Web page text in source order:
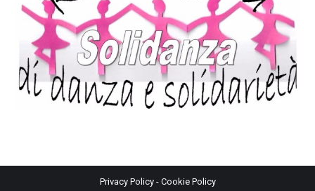
Privacy Policy- Cookie Policy